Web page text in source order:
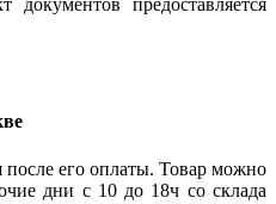
предоставляется
после его оплаты. Товар можно
дни с 10 до 18ч со склада